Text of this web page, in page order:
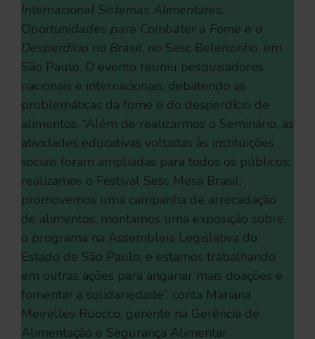
Internacional Sistemas Alimentares:
Oportunidades para Combater a Fome e o
Desperdício no Brasil, no Sesc Belenzinho, em
São Paulo. O evento reuniu pesquisadores
nacionais e internacionais, debatendo as
problemáticas da fome e do desperdício de
alimentos. “Além de realizarmos o Seminário, as
atividades educativas voltadas às instituições
sociais foram ampliadas para todos os públicos;
realizamos o Festival Sesc Mesa Brasil;
promovemos uma campanha de arrecadação
de alimentos; montamos uma exposição sobre
o programa na Assembleia Legislativa do
Estado de São Paulo; e estamos trabalhando
em outras ações para angariar mais doações e
fomentar a solidariedade”, conta Mariana
Meirelles Ruocco, gerente na Gerência de
Alimentação e Segurança Alimentar.